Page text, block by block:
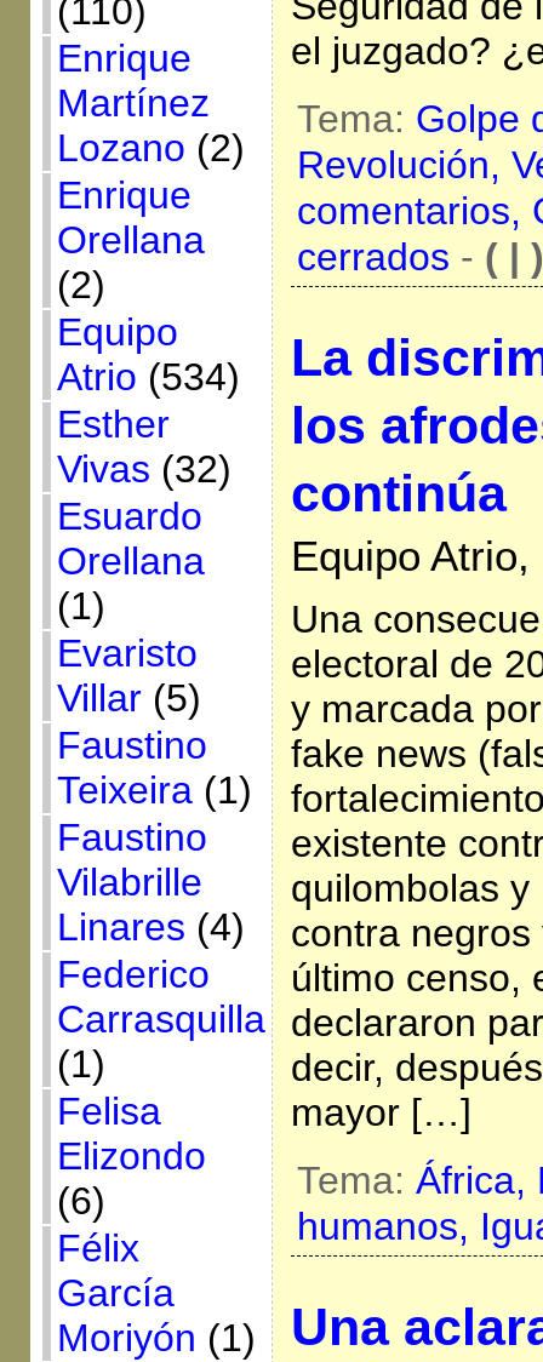
(110)
Enrique
Martínez
Lozano (2)
Enrique
Orellana
(2)
Equipo
Atrio (534)
Esther
Vivas (32)
Esuardo
Orellana
(1)
Evaristo
Villar(5)
Faustino
Teixeira(1)
Faustino
Vilabrille
Linares (4)
Federico
Carrasquilla
(1)
Felisa
Elizondo
(6)
Félix
García
Moriyón (1)
el juzgado?
Tema: Golpe
Revolución,
comentarios,
cerrados - ( | )
La
los
continúa
Equipo
Una
electoral de
y marcada
fake news
existente
quilombolas
contra
último censo,
declararon
decir,
mayor […]
Tema: África,
humanos,
Una